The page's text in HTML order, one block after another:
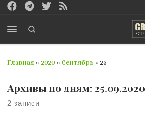
Перейти к содержимому
Главная » 2020 » Сентябрь » 25
Архивы по дням: 25.09.2020
2 записи